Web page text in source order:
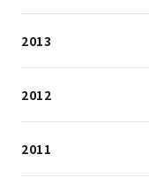
2013
2012
2011